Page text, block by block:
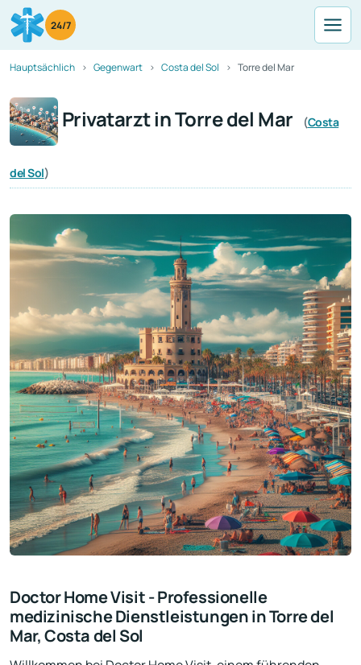
24/7
Hauptsächlich Gegenwart Costa del Sol Torre del Mar
Privatarzt in Torre del Mar (Costa
del Sol)
Doctor Home Visit - Professionelle
medizinische Dienstleistungen in Torre del
Mar, Costa del Sol